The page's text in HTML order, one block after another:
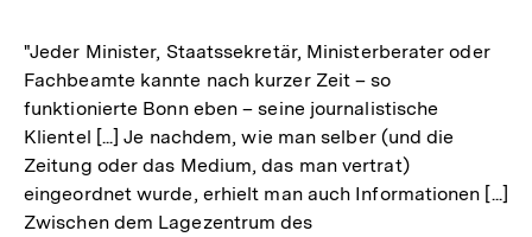
"Jeder Minister, Staatssekretär, Ministerberater oder
Fachbeamte kannte nach kurzer Zeit – so
funktionierte Bonn eben – seine journalistische
Klientel [...] Je nachdem, wie man selber (und die
Zeitung oder das Medium, das man vertrat)
eingeordnet wurde, erhielt man auch Informationen [...]
Zwischen dem Lagezentrum des